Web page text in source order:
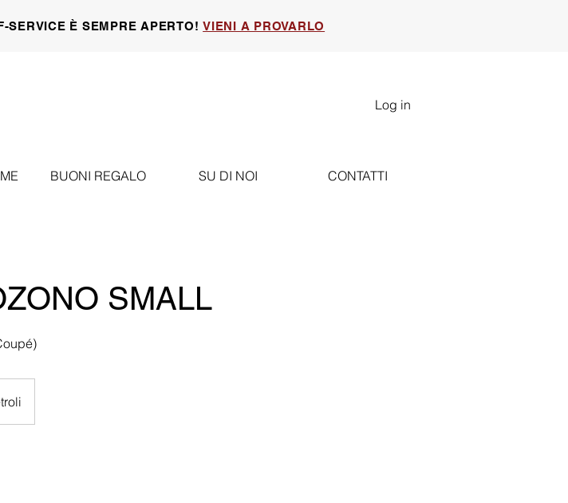
SERVICE È SEMPRE APERTO! VIENI A PROVARLO
BUONI REGALO SU DI NOI CONTATTI
SMALL
Log in